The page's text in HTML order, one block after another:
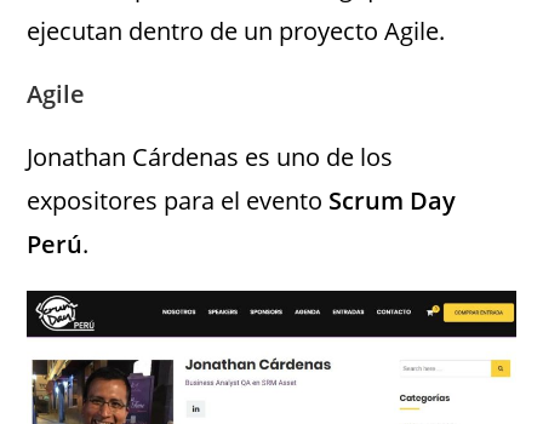
ejecutan dentro de un proyecto Agile.
Agile
Jonathan Cárdenas es uno de los
expositores para el evento Scrum Day
Perú.